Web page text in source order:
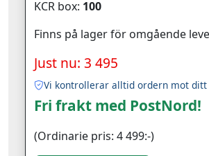
KCR box: 100
Finns på lager för omgående
Just nu: 3 495
Vi kontrollerar alltid ordern mot
Fri frakt med PostNord!
(Ordinarie pris: 4 499:-)